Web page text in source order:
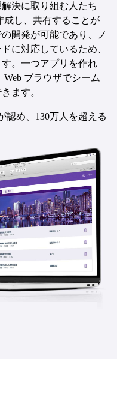
決に取り組む人たち
成し、共有することが
開発が可能であり、ノ
に対応しているため、
。一つアプリを作れ
Web ブラウザでシーム
ます。
認め、130万人を超える